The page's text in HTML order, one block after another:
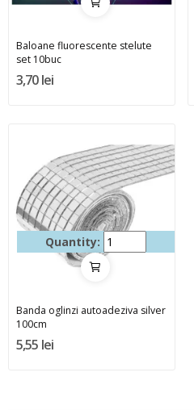
Baloane fluorescente stelute
set 10buc
3,70 lei
Quantity:
Banda oglinzi autoadeziva silver
100cm
5,55 lei